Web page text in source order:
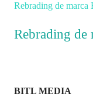
Rebrading de
Rebrading de
BITL MEDIA